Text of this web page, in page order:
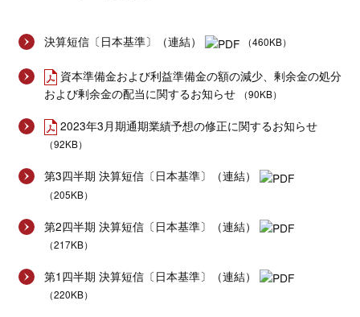
決算短信〔日本基準〕（連結） （460KB）
資本準備金および利益準備金の額の減少、剰余金の処分
および剰余金の配当に関するお知らせ
（90KB）
2023年3月期通期業績予想の修正に関するお知らせ
（92KB）
第3四半期 決算短信〔日本基準〕（連結）
（205KB）
第2四半期 決算短信〔日本基準〕（連結）
（217KB）
第1四半期 決算短信〔日本基準〕（連結）
（220KB）